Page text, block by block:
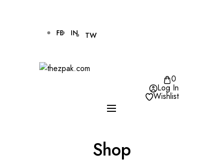
FB IN TW
0
Log In
Wishlist
Shop